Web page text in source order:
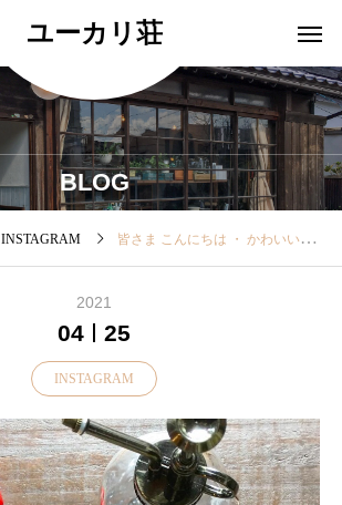
ユーカリ荘
BLOG
INSTAGRAM 皆さま こんにちは ・ かわいい多肉植物の寄せ植えはいかが？ ぷくぷくとかわいい多肉さん達 ・ 水やりも回数
2021
04 25
INSTAGRAM